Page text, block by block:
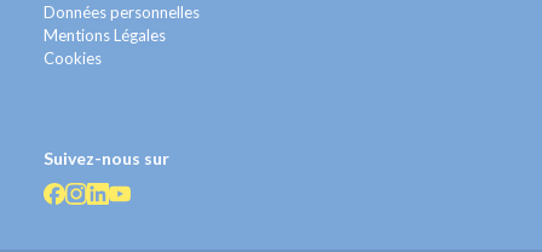
Données personnelles
Mentions Légales
Cookies
Suivez-nous sur